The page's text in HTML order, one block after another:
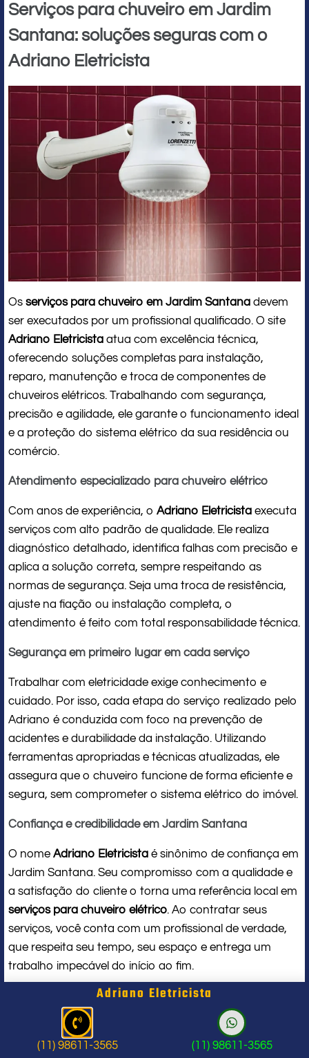
Serviços para chuveiro em Jardim
Santana: soluções seguras com o
Adriano Eletricista
Os serviços para chuveiro em Jardim Santana devem
ser executados por um profissional qualificado. O site
Adriano Eletricista atua com excelência técnica,
oferecendo soluções completas para instalação,
reparo, manutenção e troca de componentes de
chuveiros elétricos. Trabalhando com segurança,
precisão e agilidade, ele garante o funcionamento ideal
e a proteção do sistema elétrico da sua residência ou
comércio.
Atendimento especializado para chuveiro elétrico
Com anos de experiência, o Adriano Eletricista executa
serviços com alto padrão de qualidade. Ele realiza
diagnóstico detalhado, identifica falhas com precisão e
aplica a solução correta, sempre respeitando as
normas de segurança. Seja uma troca de resistência,
ajuste na fiação ou instalação completa, o
atendimento é feito com total responsabilidade técnica.
Segurança em primeiro lugar em cada serviço
Trabalhar com eletricidade exige conhecimento e
cuidado. Por isso, cada etapa do serviço realizado pelo
Adriano é conduzida com foco na prevenção de
acidentes e durabilidade da instalação. Utilizando
ferramentas apropriadas e técnicas atualizadas, ele
assegura que o chuveiro funcione de forma eficiente e
segura, sem comprometer o sistema elétrico do imóvel.
Confiança e credibilidade em Jardim Santana
O nome Adriano Eletricista é sinônimo de confiança em
Jardim Santana. Seu compromisso com a qualidade e
a satisfação do cliente o torna uma referência local em
serviços para chuveiro elétrico. Ao contratar seus
serviços, você conta com um profissional de verdade,
que respeita seu tempo, seu espaço e entrega um
trabalho impecável do início ao fim.
Problema com chuveiro: sinais que
indicam a hora de chamar um
profissional
Adriano Eletricista
(11) 98611-3565 (11) 98611-3565